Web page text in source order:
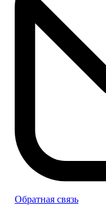
Обратная связь